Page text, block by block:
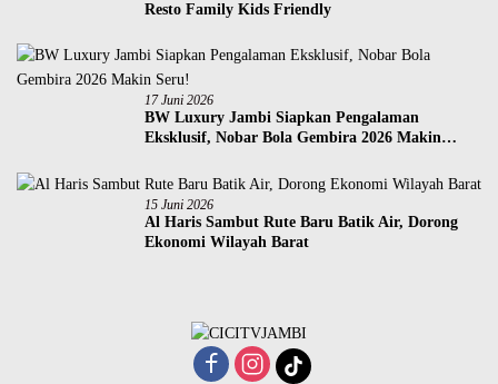
Resto Family Kids Friendly
17 Juni 2026
BW Luxury Jambi Siapkan Pengalaman
Eksklusif, Nobar Bola Gembira 2026 Makin
15 Juni 2026
Al Haris Sambut Rute Baru Batik Air, Dorong
Ekonomi Wilayah Barat